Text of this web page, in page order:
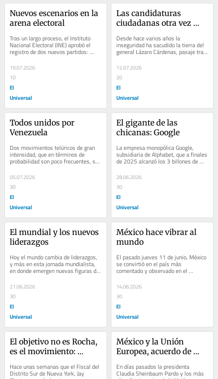
Nuevos escenarios en la
arena electoral
Tras un largo proceso, el Instituto
Nacional Electoral (INE) aprobó el
registro de dos nuevos partidos:
Somos México y Construyendo
Sociedades de...
19.07.2026
10
El
Universal
Las candidaturas
ciudadanas otra vez
Desde hace varios años la
inseguridad ha sacudido la tierra del
general Lázaro Cárdenas, pasaje tras
pasaje, incluida aquella orden en el
sexenio...
12.07.2026
20
El
Universal
Todos unidos por
Venezuela
Dos movimientos telúricos de gran
intensidad, que en términos de
probabilidad son poco frecuentes, son
el origen del infortunio que hoy vive...
05.07.2026
30
El
Universal
El gigante de las
chicanas: Google
La empresa monopólica Google,
subsidiaria de Alphabet, que a finales
de 2025 alcanzó los 3 billones de
duda un...
28.06.2026
30
El
Universal
El mundial y los nuevos
liderazgos
Hoy el mundo cambia de liderazgos,
y más en esta jornada mundialista,
en donde emergen nuevas figuras de
admiración, a diferencia de lo que
ocurre...
21.06.2026
30
El
Universal
México hace vibrar al
mundo
El pasado jueves 11 de junio, México
se convirtió en el país más
comentado y observado en el
planeta, no era para menos ya que
fue sede de la...
14.06.2026
30
El
Universal
El objetivo no es Rocha,
es el movimiento:
Hace unas semanas que el Fiscal del
Distrito Sur de Nueva York, Jay
México y la Unión
Europea, acuerdo de
En días pasados la presidenta
Claudia Sheinbaum Pardo y los más